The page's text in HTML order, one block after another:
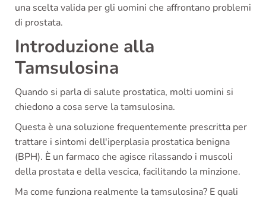
una scelta valida per gli uomini che affrontano problemi
di prostata.
Introduzione alla
Tamsulosina
Quando si parla di salute prostatica, molti uomini si
chiedono a cosa serve la tamsulosina.
Questa è una soluzione frequentemente prescritta per
trattare i sintomi dell'iperplasia prostatica benigna
(BPH). È un farmaco che agisce rilassando i muscoli
della prostata e della vescica, facilitando la minzione.
Ma come funziona realmente la tamsulosina? E quali